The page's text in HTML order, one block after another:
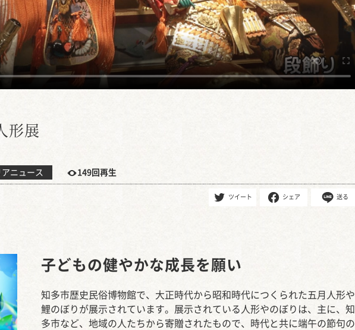
形展
アニュース 149回再生
ツイート シェア 送る
子どもの健やかな成長を願い
知多市歴史民俗博物館で、大正時代から昭和時代につくられた五月人形や
鯉のぼりが展示されています。展示されている人形やのぼりは、主に、知
多市など、地域の人たちから寄贈されたもので、時代と共に端午の節句の